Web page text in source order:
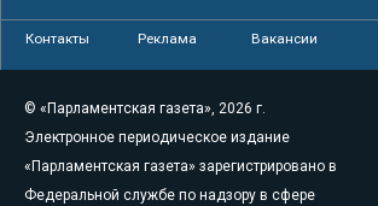
Контакты Реклама Вакансии
© «Парламентская газета», 2026 г.
Электронное периодическое издание
«Парламентская газета» зарегистрировано в
Федеральной службе по надзору в сфере